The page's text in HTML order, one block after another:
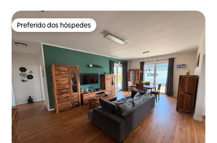
Preferido dos hóspedes
Preferido dos hóspedes